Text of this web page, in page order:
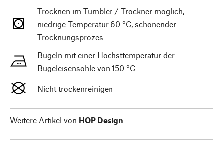
Trocknen im Tumbler / Trockner möglich,
niedrige Temperatur 60 °C, schonender
Trocknungsprozes
Bügeln mit einer Höchsttemperatur der
Bügeleisensohle von 150 °C
Nicht trockenreinigen
Weitere Artikel von HOP Design